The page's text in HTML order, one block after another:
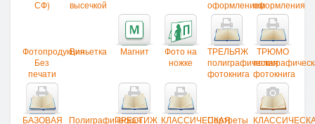
СФ)
высечкой
оформлениемоформления
Фотопродукция
Без
печати
Виньетка Магнит
Фото на
ножке
ТРЕЛЬЯЖ
полиграфическая
фотокнига
ТРЮМО
фотокнига
БАЗОВАЯ Полиграфическая
ПРЕСТИЖ КЛАССИЧЕСКАЯ
Портреты